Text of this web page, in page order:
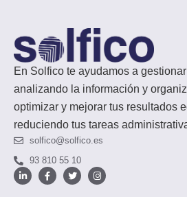
En Solfico te ayudamos a
analizando la información y
optimizar y mejorar tus resultados
reduciendo tus tareas
solfico@solfico.es
93 810 55 10